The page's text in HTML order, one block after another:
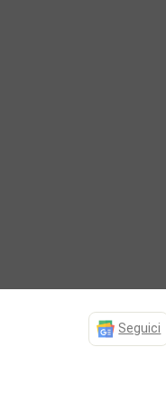
Seguici